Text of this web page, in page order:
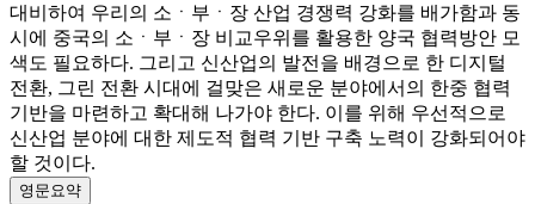
대비하여 우리의 소ㆍ부ㆍ장 산업 경쟁력 강화를 배가함과 동
시에 중국의 소ㆍ부ㆍ장 비교우위를 활용한 양국 협력방안 모
색도 필요하다. 그리고 신산업의 발전을 배경으로 한 디지털
전환, 그린 전환 시대에 걸맞은 새로운 분야에서의 한중 협력
기반을 마련하고 확대해 나가야 한다. 이를 위해 우선적으로
신산업 분야에 대한 제도적 협력 기반 구축 노력이 강화되어야
할 것이다.
영문요약